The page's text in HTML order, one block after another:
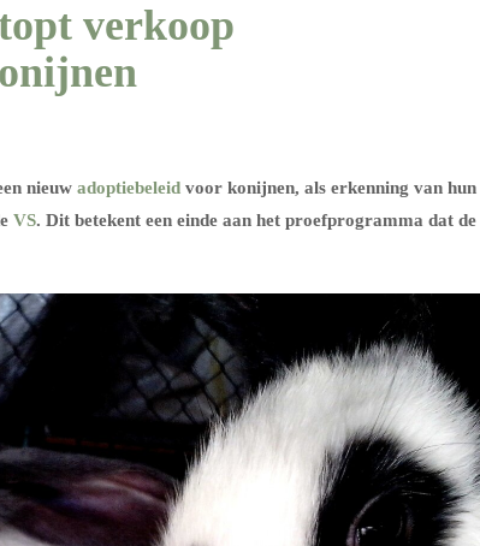
verkoop
nieuw adoptiebeleid voor konijnen, als erkenning van hun
VS. Dit betekent een einde aan het proefprogramma dat de